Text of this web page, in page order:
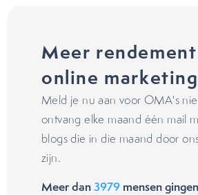
Meer
online
Meld je nu aan voor OMA's
ontvang elke maand één mail
blogs die in die maand door
zijn.
Meer dan3979 mensen